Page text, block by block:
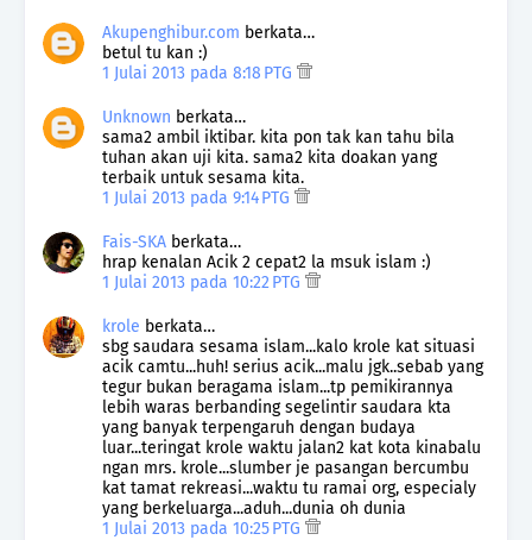
Akupenghibur.com berkata…
betul tu kan :)
1 Julai 2013 pada 8:18 PTG
Unknown berkata…
sama2 ambil iktibar. kita pon tak kan tahu bila
tuhan akan uji kita. sama2 kita doakan yang
terbaik untuk sesama kita.
1 Julai 2013 pada 9:14 PTG
Fais-SKA berkata…
hrap kenalan Acik 2 cepat2 la msuk islam :)
1 Julai 2013 pada 10:22 PTG
krole berkata…
sbg saudara sesama islam...kalo krole kat situasi
acik camtu...huh! serius acik...malu jgk..sebab yang
tegur bukan beragama islam...tp pemikirannya
lebih waras berbanding segelintir saudara kta
yang banyak terpengaruh dengan budaya
luar...teringat krole waktu jalan2 kat kota kinabalu
ngan mrs. krole...slumber je pasangan bercumbu
kat tamat rekreasi...waktu tu ramai org, especialy
yang berkeluarga...aduh...dunia oh dunia
1 Julai 2013 pada 10:25 PTG